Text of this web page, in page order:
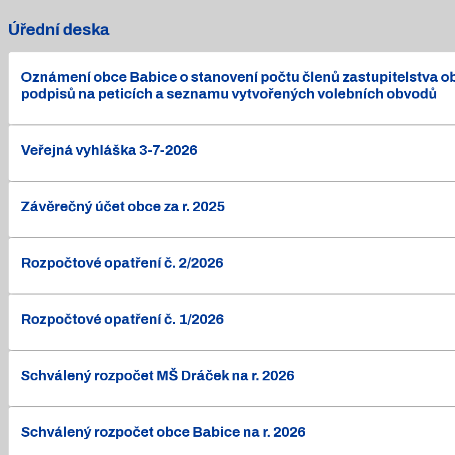
Úřední deska
Oznámení obce Babice o stanovení počtu členů zastupitelstva
podpisů na peticích a seznamu vytvořených volebních obvodů
Veřejná vyhláška 3-7-2026
Závěrečný účet obce za r. 2025
Rozpočtové opatření č. 2/2026
Rozpočtové opatření č. 1/2026
Schválený rozpočet MŠ Dráček na r. 2026
Schválený rozpočet obce Babice na r. 2026